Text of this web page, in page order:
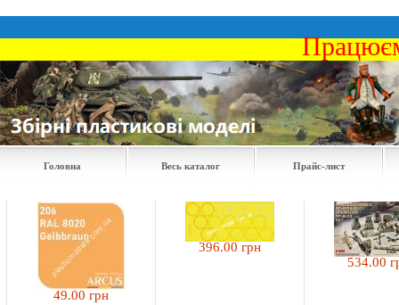
Головна Весь каталог Прайс-лист
49.00 грн
396.00 грн
534.00 грн